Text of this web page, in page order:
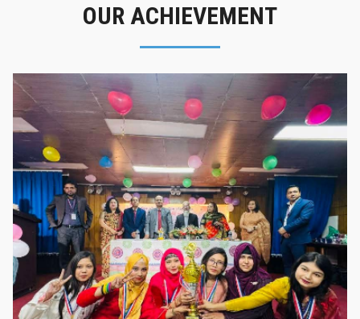
OUR ACHIEVEMENT
গৌরবের মুহূর্ত
গৌরবের মুহূর্ত